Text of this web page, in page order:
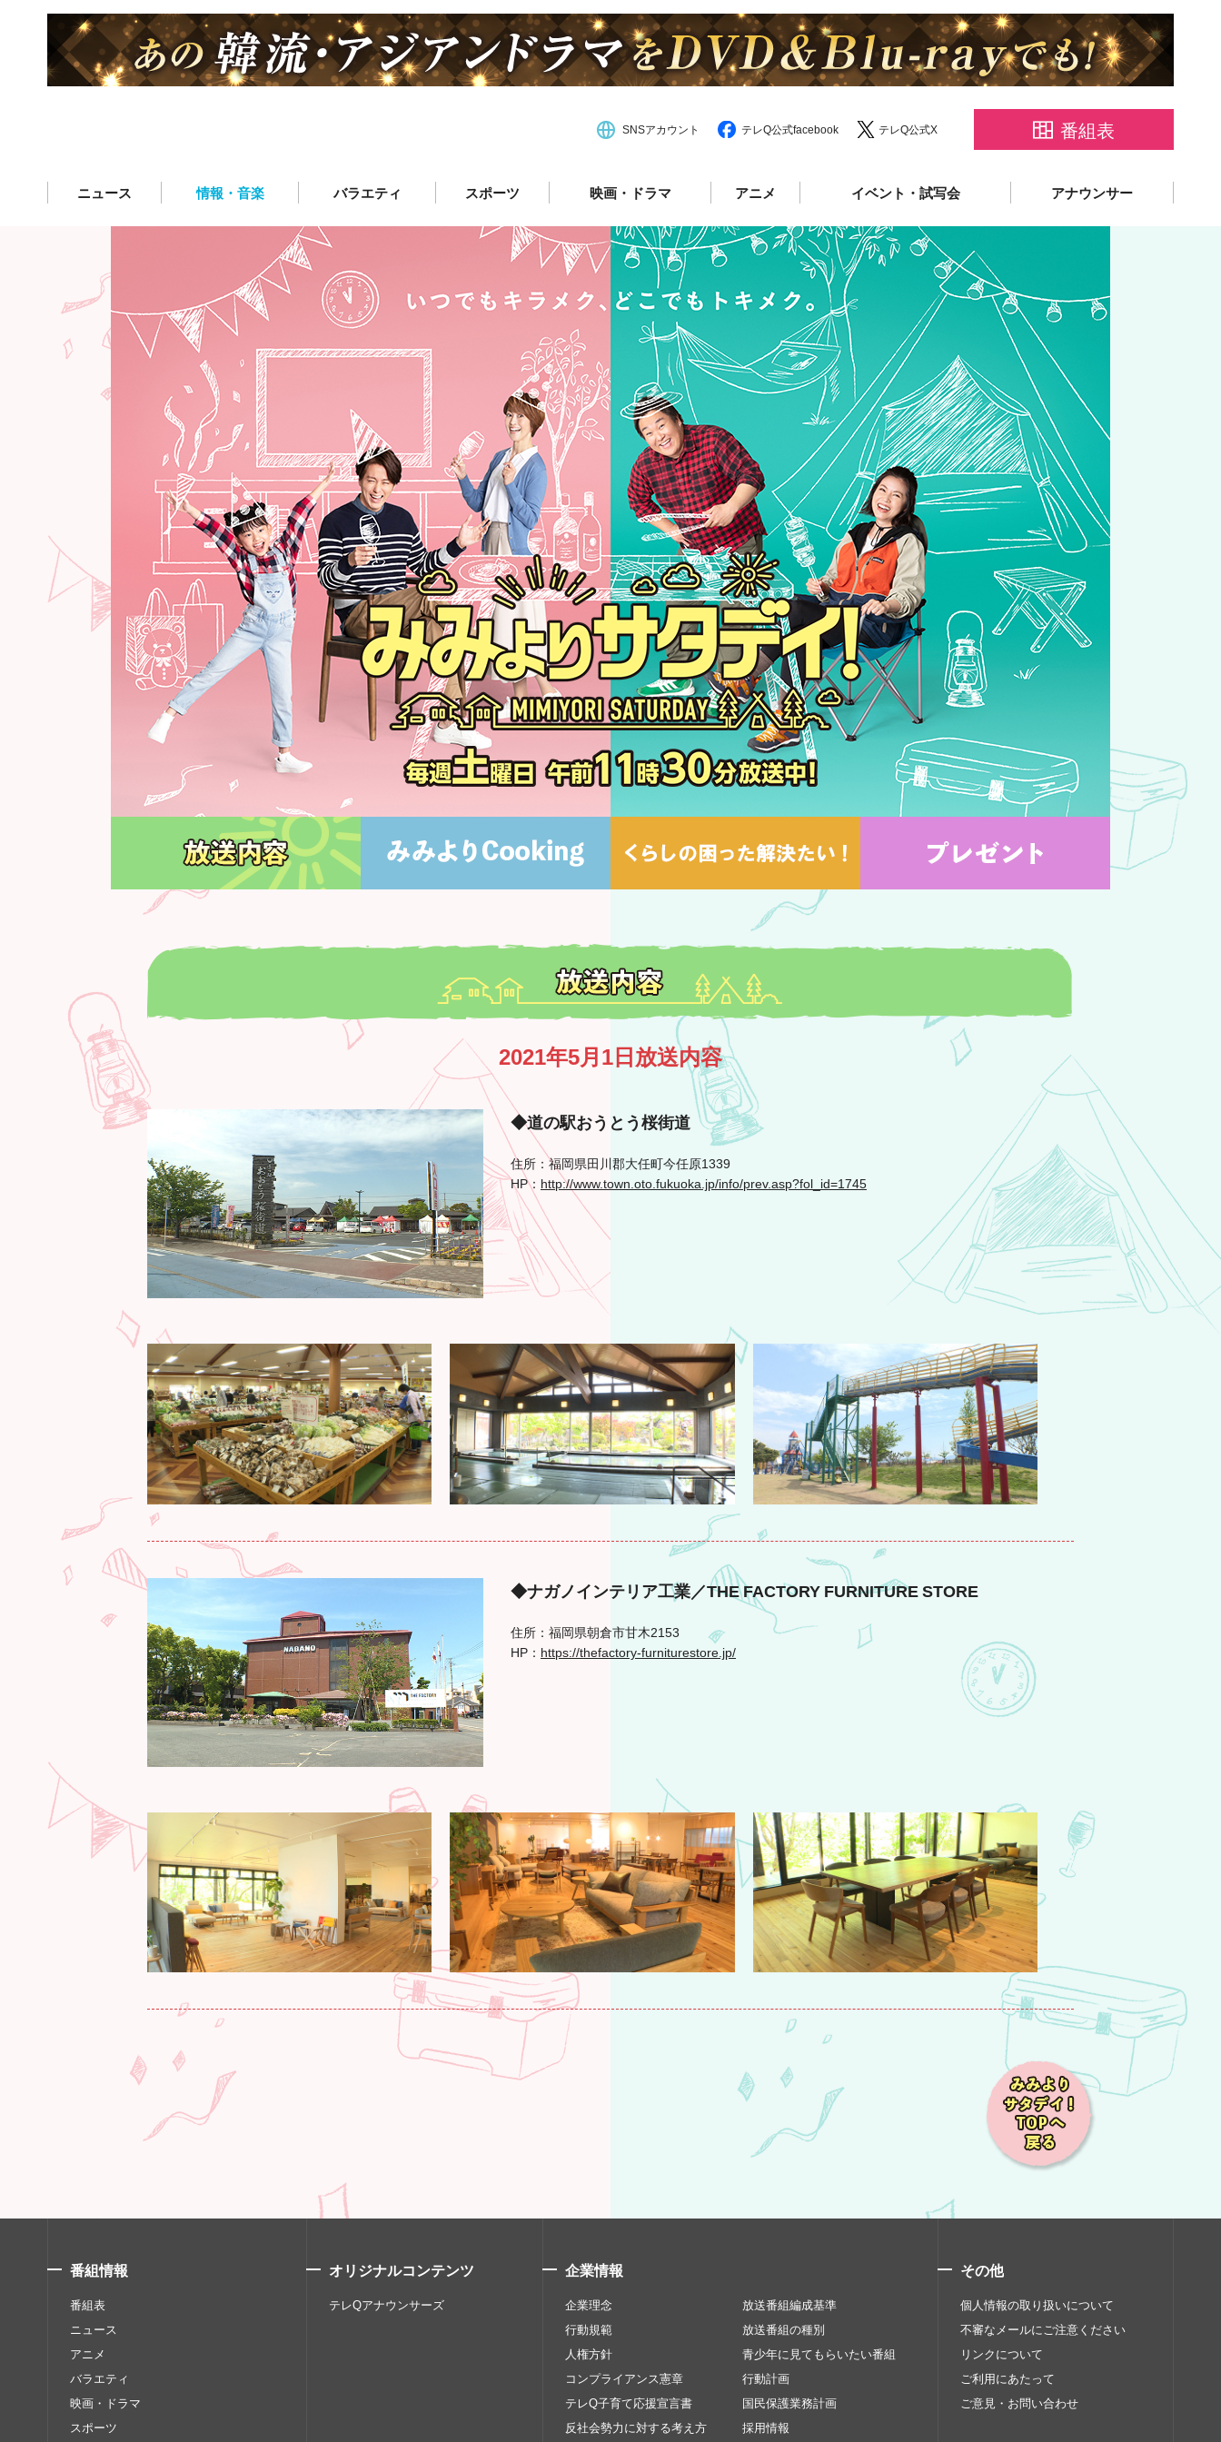
SNSアカウント テレQ公式facebook テレQ公式X 番組表
ニュース 情報・音楽 バラエティ スポーツ 映画・ドラマ アニメ イベント・試写会 アナウンサー
2021年5月1日放送内容
◆道の駅おうとう桜街道
住所：福岡県田川郡大任町今任原1339
HP： http://www.town.oto.fukuoka.jp/info/prev.asp?fol_id=1745
◆ナガノインテリア工業／THE FACTORY FURNITURE STORE
住所：福岡県朝倉市甘木2153
HP： https://thefactory-furniturestore.jp/
番組情報
番組表
ニュース
アニメ
バラエティ
映画・ドラマ
スポーツ
オリジナルコンテンツ
テレQアナウンサーズ
企業情報
企業理念
行動規範
人権方針
コンプライアンス憲章
テレQ子育て応援宣言書
反社会勢力に対する考え方
放送番組編成基準
放送番組の種別
青少年に見てもらいたい番組
行動計画
国民保護業務計画
採用情報
その他
個人情報の取り扱いについて
不審なメールにご注意ください
リンクについて
ご利用にあたって
ご意見・お問い合わせ